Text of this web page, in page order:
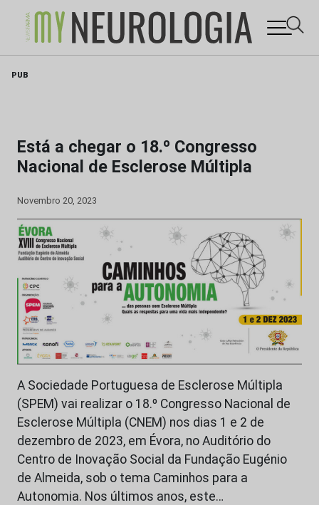
PUB
Está a chegar o 18.º Congresso
Nacional de Esclerose Múltipla
Novembro 20, 2023
A Sociedade Portuguesa de Esclerose Múltipla
(SPEM) vai realizar o 18.º Congresso Nacional de
Esclerose Múltipla (CNEM) nos dias 1 e 2 de
dezembro de 2023, em Évora, no Auditório do
Centro de Inovação Social da Fundação Eugénio
de Almeida, sob o tema Caminhos para a
Autonomia. Nos últimos anos, este…